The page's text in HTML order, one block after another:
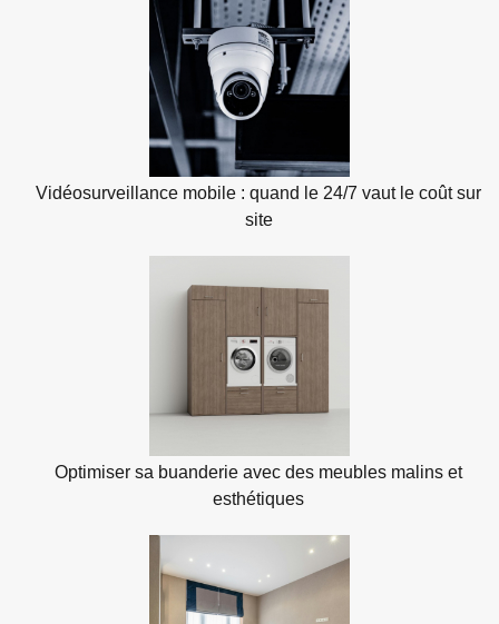
Vidéosurveillance mobile : quand le 24/7 vaut le coût sur
site
Optimiser sa buanderie avec des meubles malins et
esthétiques